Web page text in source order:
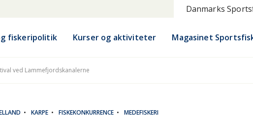
Danmarks
fiskeripolitik Kurser og aktiviteter Magasinet
ved Lammefjordskanalerne
• KARPE • FISKEKONKURRENCE • MEDEFISKERI